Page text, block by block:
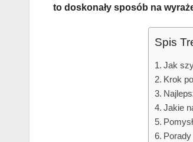
to doskonały sposób na
Spis
Jak
Krok
Jakie